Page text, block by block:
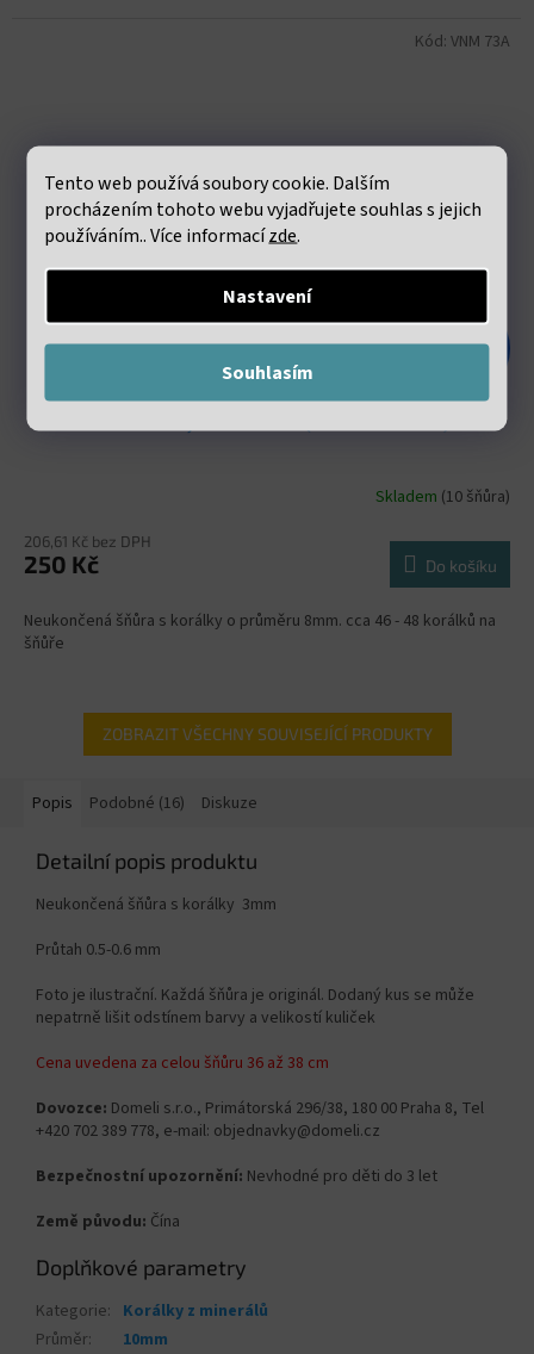
Tento web používá soubory cookie. Dalším
procházením tohoto webu vyjadřujete souhlas s jejich
používáním.. Více informacízde.
Nastavení
Souhlasím
774 Kč
Skladem (10 šňůra)
206,61 Kč bez DPH
250 Kč Do košíku
Neukončená šňůra s korálky o průměru 8mm. cca 46 - 48 korálků na
šňůře
Kód: VNM 73A
ZOBRAZIT VŠECHNY SOUVISEJÍCÍ PRODUKTY
Popis Podobné (16) Diskuze
Detailní popis produktu
Neukončená šňůra s korálky 3mm
Průtah 0.5-0.6 mm
Foto je ilustrační. Každá šňůra je originál. Dodaný kus se může
nepatrně lišit odstínem barvy a velikostí kuliček
Cena uvedena za celou šňůru 36 až 38 cm
Dovozce: Domeli s.r.o., Primátorská 296/38, 180 00 Praha 8, Tel
+420 702 389 778, e-mail: objednavky@domeli.cz
Bezpečnostní upozornění: Nevhodné pro děti do 3 let
Země původu: Čína
Doplňkové parametry
Kategorie: Korálky z minerálů
Průměr: 10mm